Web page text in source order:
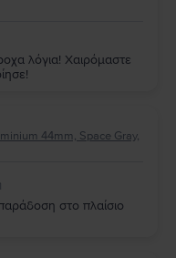
λόγια! Χαιρόμαστε
44mm, Space Gray,
στο πλαίσιο